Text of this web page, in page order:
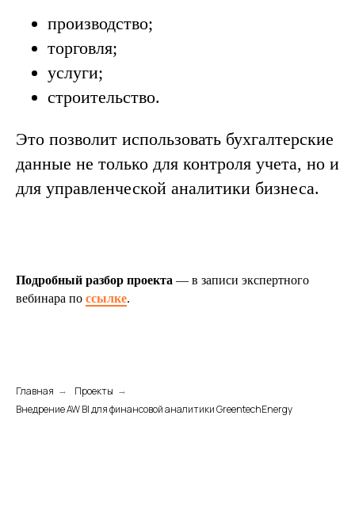
производство;
торговля;
услуги;
строительство.
Это позволит использовать бухгалтерские
данные не только для контроля учета, но и
для управленческой аналитики бизнеса.
Подробный разбор проекта — в записи экспертного
вебинара по ссылке.
Главная → Проекты →
Внедрение AW BI для финансовой аналитики GreentechEnergy